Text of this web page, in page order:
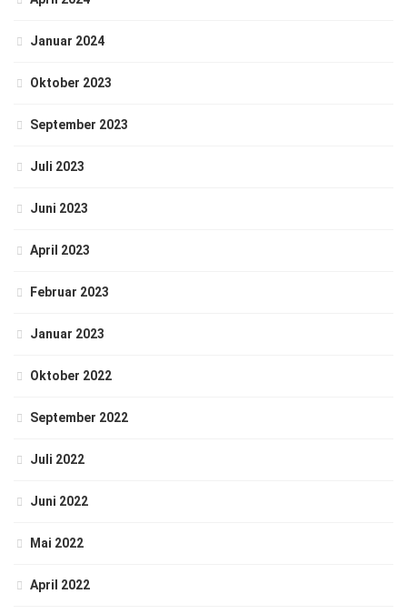
Januar 2024
Oktober 2023
September 2023
Juli 2023
Juni 2023
April 2023
Februar 2023
Januar 2023
Oktober 2022
September 2022
Juli 2022
Juni 2022
Mai 2022
April 2022